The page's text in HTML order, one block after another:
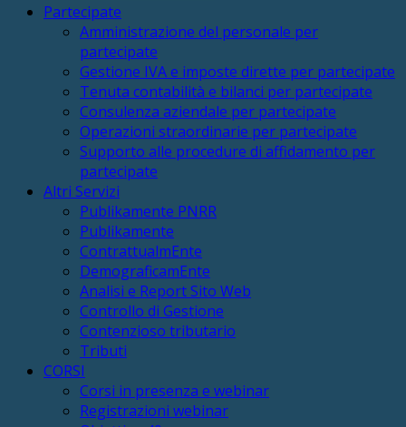
Partecipate
Amministrazione del personale per
partecipate
Gestione IVA e imposte dirette per partecipate
Tenuta contabilità e bilanci per partecipate
Consulenza aziendale per partecipate
Operazioni straordinarie per partecipate
Supporto alle procedure di affidamento per
partecipate
Altri Servizi
Publikamente PNRR
Publikamente
ContrattualmEnte
DemograficamEnte
Analisi e Report Sito Web
Controllo di Gestione
Contenzioso tributario
Tributi
CORSI
Corsi in presenza e webinar
Registrazioni webinar